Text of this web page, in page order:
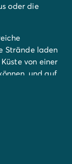
oder die
Strände laden
von einer
und auf